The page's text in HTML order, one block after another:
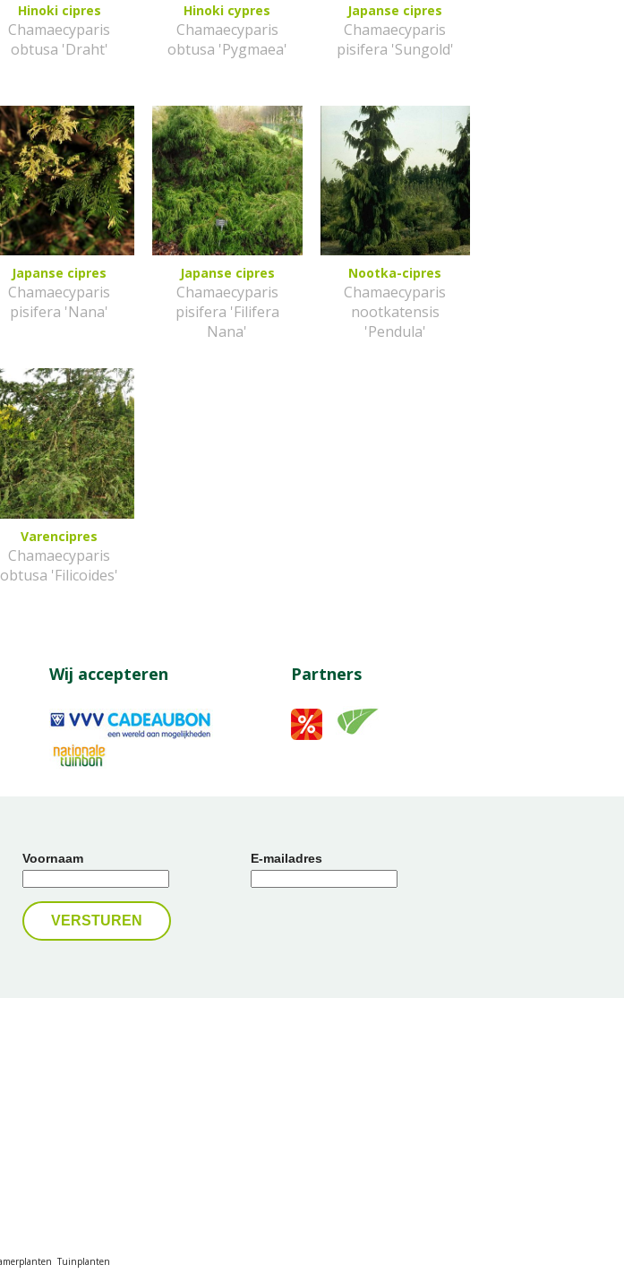
Hinoki cipres
Chamaecyparis
obtusa 'Draht'
Hinoki cypres
Chamaecyparis
obtusa 'Pygmaea'
Japanse cipres
Chamaecyparis
pisifera 'Sungold'
Japanse cipres
Chamaecyparis
pisifera 'Nana'
Japanse cipres
Chamaecyparis
pisifera 'Filifera
Nana'
Nootka-cipres
Chamaecyparis
nootkatensis
'Pendula'
Varencipres
Chamaecyparis
obtusa 'Filicoides'
Wij accepteren Partners
Voornaam E-mailadres
Tuinplanten